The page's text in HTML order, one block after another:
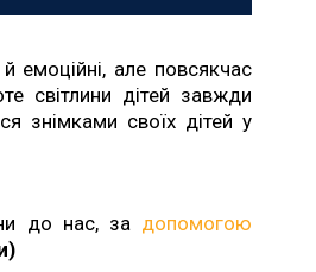
емоційні, але повсякчас
світлини дітей завжди
знімками своїх дітей у
до нас, за допомогою